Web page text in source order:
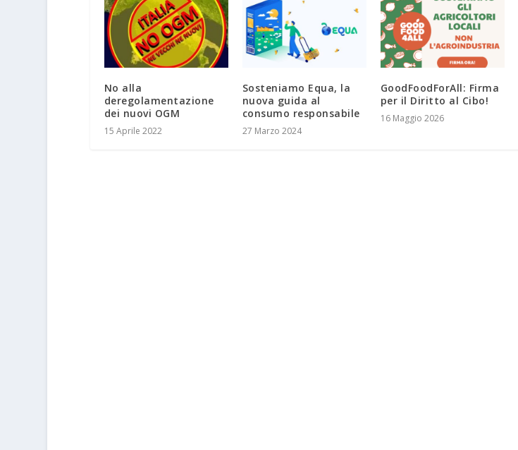
No alla
deregolamentazione
dei nuovi OGM
15 Aprile 2022
Sosteniamo Equa, la
nuova guida al
consumo responsabile
27 Marzo 2024
GoodFoodForAll: Firma
per il Diritto al Cibo!
16 Maggio 2026